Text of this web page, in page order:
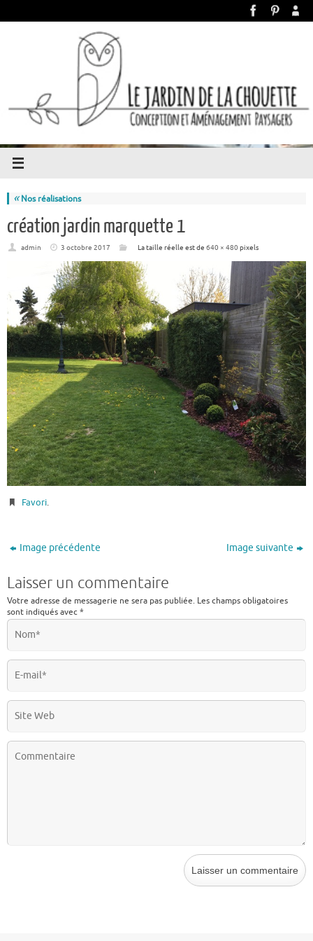
«Nos réalisations
création jardin marquette 1
admin 3 octobre 2017 La taille réelle est de 640 × 480 pixels
Favori.
Image précédente Image suivante
Laisser un commentaire
Votre adresse de messagerie ne sera pas publiée. Les champs obligatoires
sont indiqués avec*